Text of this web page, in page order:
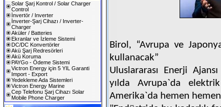
Solar Şarj Kontrol / Solar Charger
Control
İnvertör / Inverter
İnverter-Şarj Cihazı / Inverter-
Charger
Aküler / Batteries
Ekranlar ve İzleme Sistemi
DC/DC Konvertörler
Akü Şarj Redresörleri
Akü Koruma
PAYGo - Ödeme Sistemi
Victron Energy için 5 YIL Garanti
Import - Export
Yedekleme Ada Sistemleri
Victron Energy Marine
Cep Telefonu Şarj Cihazı Solar
Mobile Phone Charger
Birol, “Avrupa ve
kullanacak”
Uluslararası Enerji
yılda Avrupa`da
Amerika`da hemen hemen